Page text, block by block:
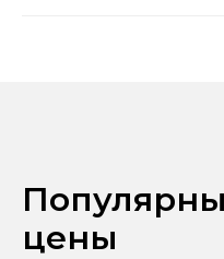
цены